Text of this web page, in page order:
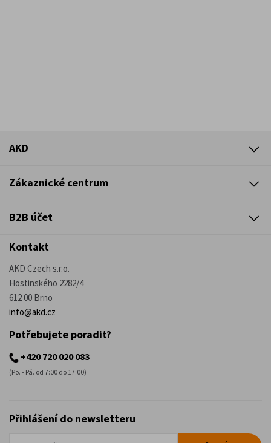
AKD
Zákaznické centrum
B2B účet
Kontakt
AKD Czech s.r.o.
Hostinského 2282/4
612 00 Brno
info@akd.cz
Potřebujete poradit?
+420 720 020 083
(Po. - Pá. od 7:00 do 17:00)
Přihlášení do newsletteru